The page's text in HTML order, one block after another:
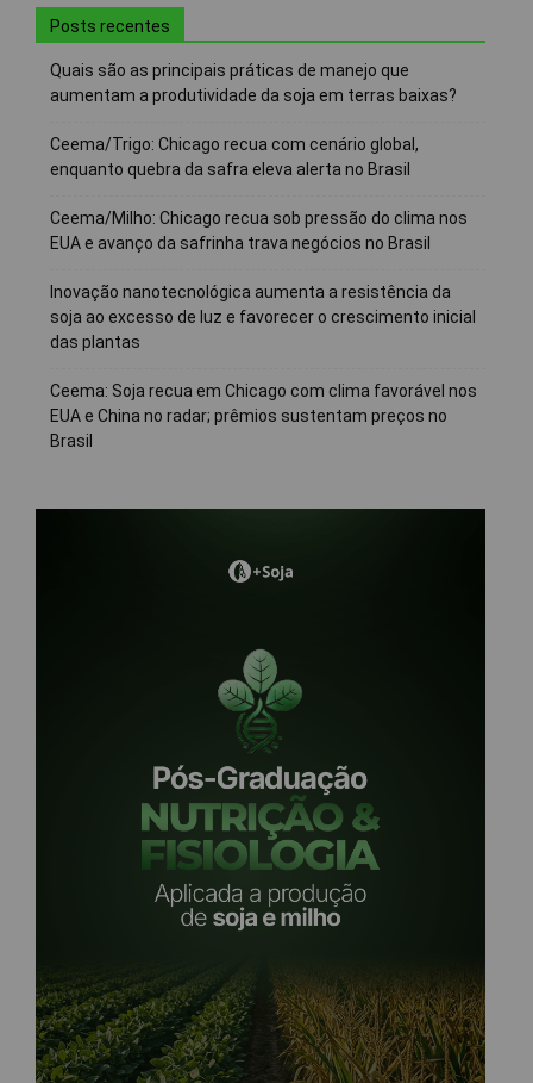
Posts recentes
Quais são as principais práticas de manejo que
aumentam a produtividade da soja em terras baixas?
Ceema/Trigo: Chicago recua com cenário global,
enquanto quebra da safra eleva alerta no Brasil
Ceema/Milho: Chicago recua sob pressão do clima nos
EUA e avanço da safrinha trava negócios no Brasil
Inovação nanotecnológica aumenta a resistência da
soja ao excesso de luz e favorecer o crescimento inicial
das plantas
Ceema: Soja recua em Chicago com clima favorável nos
EUA e China no radar; prêmios sustentam preços no
Brasil